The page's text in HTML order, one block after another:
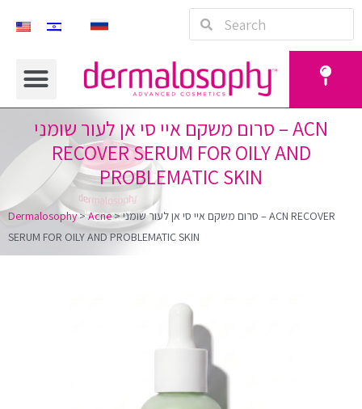
סרום משקם איי סי אן לעור שומני – ACN
RECOVER SERUM FOR OILY AND
PROBLEMATIC SKIN
Dermalosophy>Acne>סרום משקם איי סי אן לעור שומני – ACN RECOVER
SERUM FOR OILY AND PROBLEMATIC SKIN